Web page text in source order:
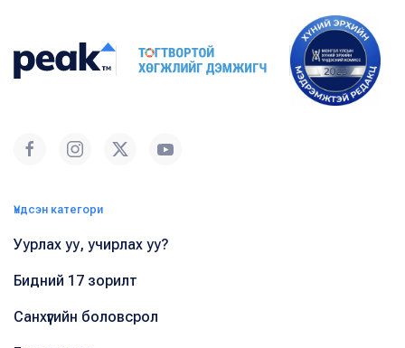
Үндсэн категори
Уурлах уу, учирлах уу?
Бидний 17 зорилт
Санхүүгийн боловсрол